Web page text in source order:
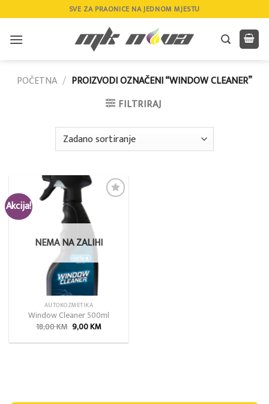
to
content
SVE ZA PRAONICE NA JEDNOM MJESTU
POČETNA / PROIZVODI OZNAČENI “WINDOW CLEANER”
FILTRIRAJ
Akcija!
NEMA NA ZALIHI
AUTOKOZMETIKA
Window Cleaner 500ml
18,00KM Izvorna
cijena
bila
9,00KMTrenutna
je: